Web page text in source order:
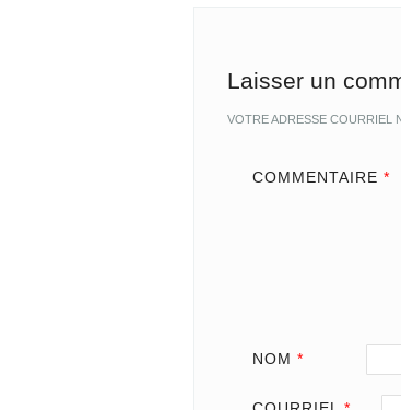
Laisser un
VOTRE ADRESSE COURRIEL
COMMENTAIRE *
NOM *